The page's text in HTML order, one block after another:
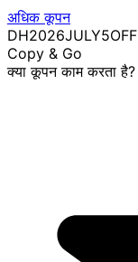
अधिक कूपन
DH2026JULY5OFF
Copy & Go
क्या कूपन काम करता है?